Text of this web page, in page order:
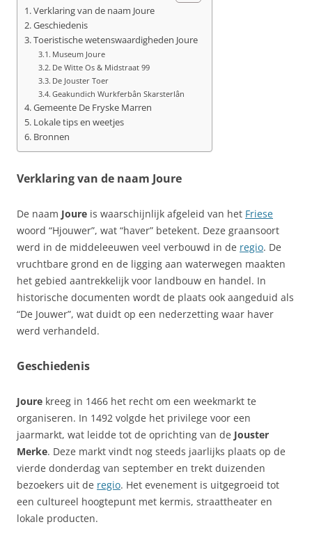
Verklaring van de naam Joure
Geschiedenis
Toeristische wetenswaardigheden Joure
Museum Joure
De Witte Os & Midstraat 99
De Jouster Toer
Geakundich Wurkferbân Skarsterlân
Gemeente De Fryske Marren
Lokale tips en weetjes
Bronnen
Verklaring van de naam Joure
De naam Joure is waarschijnlijk afgeleid van het Friese
woord “Hjouwer”, wat “haver” betekent. Deze graansoort
werd in de middeleeuwen veel verbouwd in de regio. De
vruchtbare grond en de ligging aan waterwegen maakten
het gebied aantrekkelijk voor landbouw en handel. In
historische documenten wordt de plaats ook aangeduid als
“De Jouwer”, wat duidt op een nederzetting waar haver
werd verhandeld.
Geschiedenis
Joure kreeg in 1466 het recht om een weekmarkt te
organiseren. In 1492 volgde het privilege voor een
jaarmarkt, wat leidde tot de oprichting van de Jouster
Merke. Deze markt vindt nog steeds jaarlijks plaats op de
vierde donderdag van september en trekt duizenden
bezoekers uit de regio. Het evenement is uitgegroeid tot
een cultureel hoogtepunt met kermis, straattheater en
lokale producten.